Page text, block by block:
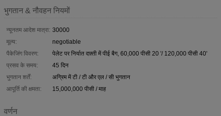
भुगतान & नौवहन नियमों
न्यूनतम आदेश मात्रा: 30000
मूल्य:
negotiable
पैकेजिंग विवरण:
पेलेट पर निर्यात दफ़्ती में पीई बैग, 60,000 पीसी 20 '/ 120,000 पीसी 40'
प्रसव के समय:
45 दिन
भुगतान शर्तें:
अग्रिम में टी / टी और एल / सी भुगतान
आपूर्ति की क्षमता:
15,000,000 पीसी / माह
वर्णन